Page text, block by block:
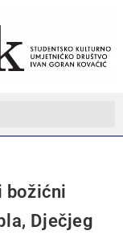
božićni
Dječjeg